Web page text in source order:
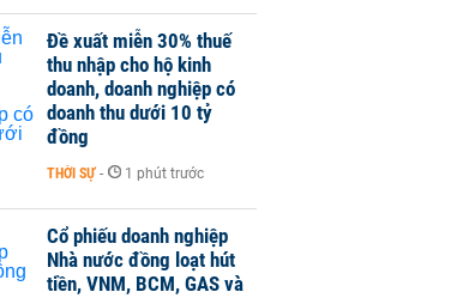
Đề xuất miễn 30% thuế
thu nhập cho hộ kinh
doanh, doanh nghiệp có
doanh thu dưới 10 tỷ
đồng
THỜI SỰ - 1 phút trước
Cổ phiếu doanh nghiệp
Nhà nước đồng loạt hút
tiền, VNM, BCM, GAS và